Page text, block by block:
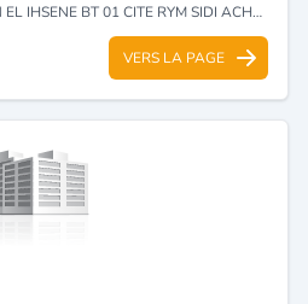
BT 01 CITE RYM SIDI ACHOUR ANNABA - ANNABA
VERS LA PAGE